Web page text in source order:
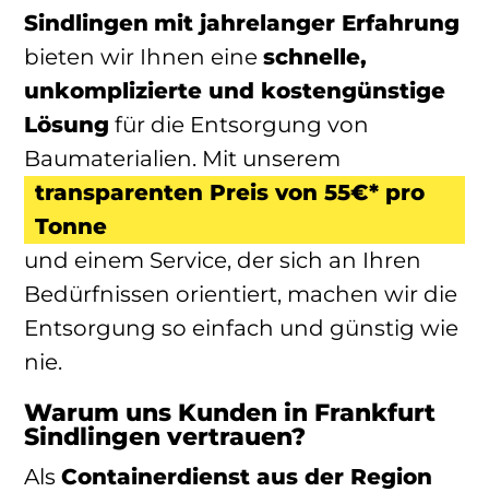
Sindlingen mit jahrelanger Erfahrung
bieten wir Ihnen eine schnelle,
unkomplizierte und kostengünstige
Lösung für die Entsorgung von
Baumaterialien. Mit unserem
transparenten Preis von 55€* pro
Tonne
und einem Service, der sich an Ihren
Bedürfnissen orientiert, machen wir die
Entsorgung so einfach und günstig wie
nie.
Warum uns Kunden in Frankfurt
Sindlingen vertrauen?
Als Containerdienst aus der Region